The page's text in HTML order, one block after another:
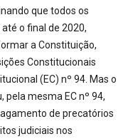
que todos os
o final de 2020,
a Constituição,
Constitucionais
(EC) nº 94. Mas o
pela mesma EC nº 94,
de precatórios
judiciais nos